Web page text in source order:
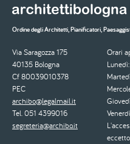
Ordine degli Architetti, Pianificatori,
Via Saragozza 175
40135 Bologna
Cf 80039010378
PEC
archibo@legalmail.it
Tel. 051 4399016
segreteria@archibo.it
Orari